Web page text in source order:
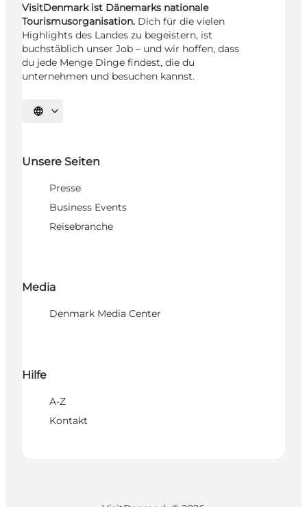
VisitDenmark ist Dänemarks nationale
Tourismusorganisation. Dich für die vielen
Highlights des Landes zu begeistern, ist
buchstäblich unser Job – und wir hoffen, dass
du jede Menge Dinge findest, die du
unternehmen und besuchen kannst.
Sprache auswählen
Unsere Seiten
Presse
Business Events
Reisebranche
Media
Denmark Media Center
Hilfe
A-Z
Kontakt